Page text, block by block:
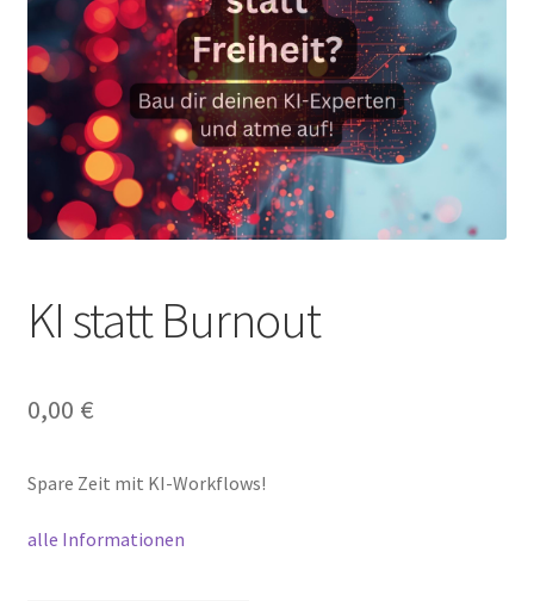
KI statt Burnout
0,00 €
Spare Zeit mit KI-Workflows!
alle Informationen